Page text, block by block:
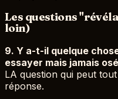
Les questions
loin)
9. Y a-t-il quelque
essayer mais jamais
LA question qui peut
réponse.